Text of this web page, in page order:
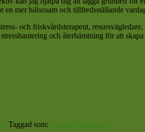
en mer hälsosam och tillfredsställande
och friskvårdsterapeut,
och återhämtning för att
Taggad som: Livsstilsförändring